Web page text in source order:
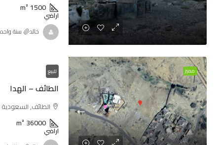
1500
m²
اراضي
خالد ‏سنة
مميز للبيع
الطائف – الهدا
الطائف, السعودية
36000
m²
اراضي